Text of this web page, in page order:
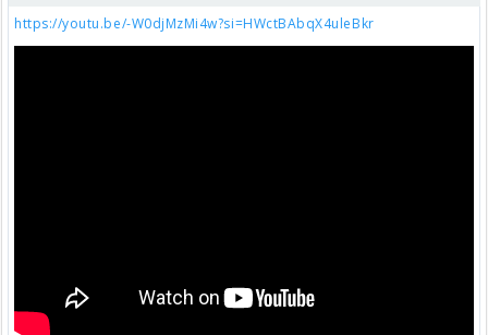
https://youtu.be/-W0djMzMi4w?si=HWctBAbqX4uleBkr